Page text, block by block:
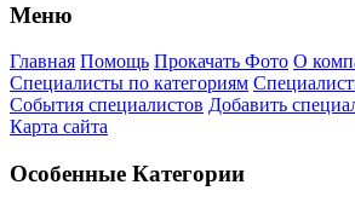
Меню
Главная Помощь Прокачать Фото О
Специалисты по категориям
События специалистов Добавить
Карта сайта
Особенные Категории